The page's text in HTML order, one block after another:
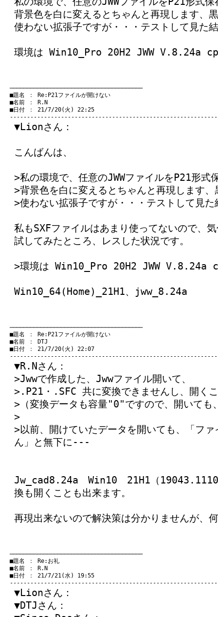
背景色を白に変えるとちゃんと再現します、
使わない拡張子ですが・・・テストして見た
環境は Win10_Pro 20H2 JWW V.8.24a
───────────────────────────────────────
■題名 ： Re:P21ファイルが開けない
■名前 ： R.N
■日付 ： 21/7/20(火) 22:25
▼Lionさん：
こんばんは、
>私の環境で、任意のJWWファイルをP21形式
>背景色を白に変えるとちゃんと再現します
>使わない拡張子ですが・・・テストして見た
私もSXFファイルはあまり使ってないので、
試してみたところ、レスした状況です。
>環境は Win10_Pro 20H2 JWW
Win10_64(Home)_21H1、jww_8.24a
───────────────────────────────────────
■題名 ： Re:P21ファイルが開けない
■名前 ： DTJ
■日付 ： 21/7/20(火) 22:07
▼R.Nさん：
>Jwwで作成した、Jwwファイル開いて、
>.P21・.SFC 共に変換できませんし、開く
>（変換データも容量"0"ですので、開いても
>
>以前、開けていたデータを開いても、「フ
ん」と無下に---
Jw_cad8.24a Win10 21H1（19043.1110
換も開くことも出来ます。
再現出来ないので解決策は分かりませんが、
───────────────────────────────────────
■題名 ： Re:お礼
■名前 ： R.N
■日付 ： 21/7/21(水) 19:55
▼Lionさん：
▼DTJさん：